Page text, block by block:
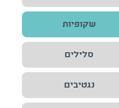
שקופיות
סלילים
נגטיבים